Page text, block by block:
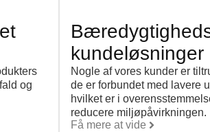
og
kundeløsninger
Nogle af vores kunder er
de er forbundet med lavere
hvilket er i
reducere miljøpåvirkningen.
Få mere at vide